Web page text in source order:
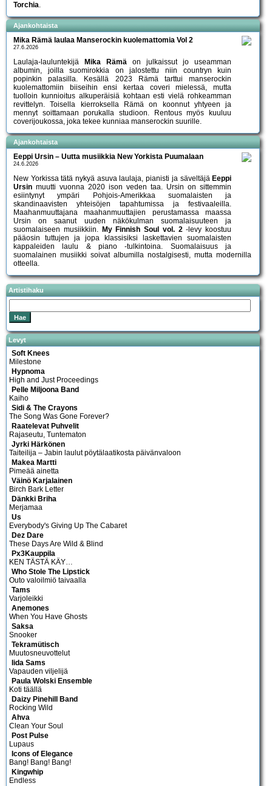
Torchia.
Ajankohtaista
Mika Rämä laulaa Manserockin kuolemattomia Vol 2
27.6.2026
Laulaja-lauluntekijä Mika Rämä on julkaissut jo useamman
albumin, joilla suomirokkia on jalostettu niin countryn kuin
popinkin palasilla. Kesällä 2023 Rämä tarttui manserockin
kuolemattomiin biiseihin ensi kertaa coveri mielessä, mutta
tuolloin kunnioitus alkuperäisiä kohtaan esti vielä rohkeamman
revittelyn. Toisella kierroksella Rämä on koonnut yhtyeen ja
mennyt soittamaan porukalla studioon. Rentous myös kuuluu
coverijoukossa, joka tekee kunniaa manserockin suurille.
Ajankohtaista
Eeppi Ursin – Uutta musiikkia New Yorkista Puumalaan
24.6.2026
New Yorkissa tätä nykyä asuva laulaja, pianisti ja säveltäjäEeppi
Ursin muutti vuonna 2020 ison veden taa. Ursin on sittemmin
esiintynyt ympäri Pohjois-Amerikkaa suomalaisten ja
skandinaavisten yhteisöjen tapahtumissa ja festivaaleilla.
Maahanmuuttajana maahanmuuttajien perustamassa maassa
Ursin on saanut uuden näkökulman suomalaisuuteen ja
suomalaiseen musiikkiin. My Finnish Soul vol. 2 -levy koostuu
pääosin tuttujen ja jopa klassisiksi laskettavien suomalaisten
kappaleiden laulu & piano -tulkintoina. Suomalaisuus ja
suomalainen musiikki soivat albumilla nostalgisesti, mutta modernilla
otteella.
Artistihaku
Levyt
Soft Knees
Milestone
Hypnoma
High and Just Proceedings
Pelle Miljoona Band
Kaiho
Sidi & The Crayons
The Song Was Gone Forever?
Raatelevat Puhvelit
Rajaseutu, Tuntematon
Jyrki Härkönen
Taiteilija – Jabin laulut pöytälaatikosta päivänvaloon
Makea Martti
Pimeää ainetta
Väinö Karjalainen
Birch Bark Letter
Dänkki Briha
Merjamaa
Us
Everybody's Giving Up The Cabaret
Dez Dare
These Days Are Wild & Blind
Px3Kauppila
KEN TÄSTÄ KÄY…
Who Stole The Lipstick
Outo valoilmiö taivaalla
Tams
Varjoleikki
Anemones
When You Have Ghosts
Saksa
Snooker
Tekramütisch
Muutosneuvottelut
Iida Sams
Vapauden viljelijä
Paula Wolski Ensemble
Koti täällä
Daizy Pinehill Band
Rocking Wild
Ahva
Clean Your Soul
Post Pulse
Lupaus
Icons of Elegance
Bang! Bang! Bang!
Kingwhip
Endless